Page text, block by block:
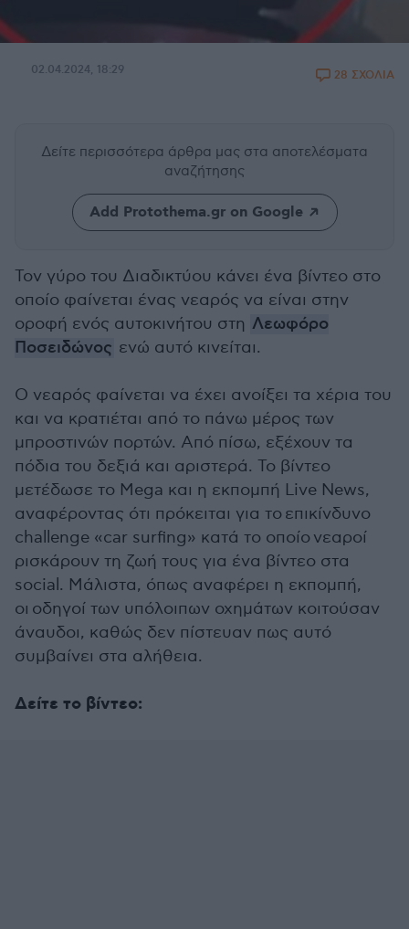
02.04.2024, 18:29 28 ΣΧΟΛΙΑ
Δείτε περισσότερα άρθρα μας στα αποτελέσματα
αναζήτησης
Add Protothema.gr on Google
Τον γύρο του Διαδικτύου κάνει ένα βίντεο στο
οποίο φαίνεται ένας νεαρός να είναι στην
οροφή ενός αυτοκινήτου στη Λεωφόρο
Ποσειδώνος ενώ αυτό κινείται.
Ο νεαρός φαίνεται να έχει ανοίξει τα χέρια του
και να κρατιέται από το πάνω μέρος των
μπροστινών πορτών. Από πίσω, εξέχουν τα
πόδια του δεξιά και αριστερά. Το βίντεο
μετέδωσε το Mega και η εκπομπή Live News,
αναφέροντας ότι πρόκειται για το επικίνδυνο
challenge «car surfing» κατά το οποίο νεαροί
ρισκάρουν τη ζωή τους για ένα βίντεο στα
social. Μάλιστα, όπως αναφέρει η εκπομπή,
οι οδηγοί των υπόλοιπων οχημάτων κοιτούσαν
άναυδοι, καθώς δεν πίστευαν πως αυτό
συμβαίνει στα αλήθεια.
Δείτε το βίντεο: